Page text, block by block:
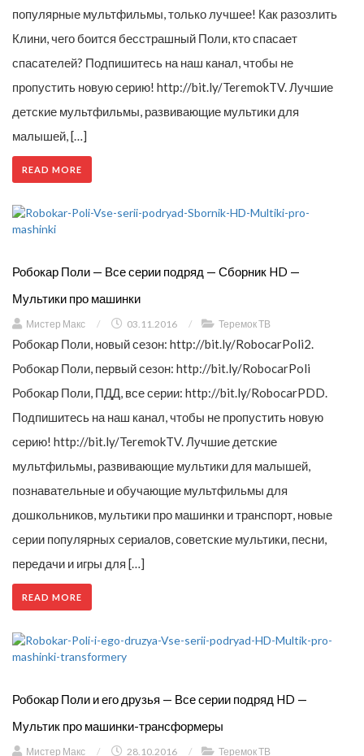
популярные мультфильмы, только лучшее! Как разозлить
Клини, чего боится бесстрашный Поли, кто спасает
спасателей? Подпишитесь на наш канал, чтобы не
пропустить новую серию! http://bit.ly/TeremokTV. Лучшие
детские мультфильмы, развивающие мультики для
малышей, […]
READ MORE
Робокар Поли — Все серии подряд — Сборник HD —
Мультики про машинки
Мистер Макс / 03.11.2016 / Теремок ТВ
Робокар Поли, новый сезон: http://bit.ly/RobocarPoli2.
Робокар Поли, первый сезон: http://bit.ly/RobocarPoli
Робокар Поли, ПДД, все серии: http://bit.ly/RobocarPDD.
Подпишитесь на наш канал, чтобы не пропустить новую
серию! http://bit.ly/TeremokTV. Лучшие детские
мультфильмы, развивающие мультики для малышей,
познавательные и обучающие мультфильмы для
дошкольников, мультики про машинки и транспорт, новые
серии популярных сериалов, советские мультики, песни,
передачи и игры для […]
READ MORE
Робокар Поли и его друзья — Все серии подряд HD —
Мультик про машинки-трансформеры
Мистер Макс / 28.10.2016 / Теремок ТВ